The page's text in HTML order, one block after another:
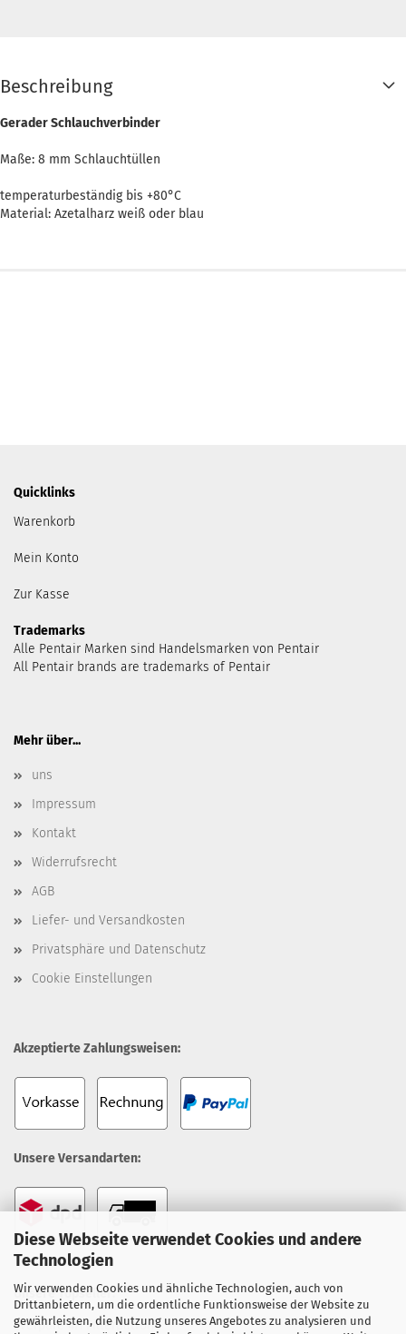
Diese Webseite verwendet Cookies und andere
Technologien
Wir verwenden Cookies und ähnliche Technologien, auch von
Drittanbietern, um die ordentliche Funktionsweise der Website zu
gewährleisten, die Nutzung unseres Angebotes zu analysieren und
Beschreibung
Gerader Schlauchverbinder
Maße: 8 mm Schlauchtüllen
temperaturbeständig bis +80°C
Material: Azetalharz weiß oder blau
Quicklinks
Warenkorb
Mein Konto
Zur Kasse
Trademarks
Alle Pentair Marken sind Handelsmarken von Pentair
All Pentair brands are trademarks of Pentair
Mehr über...
uns
Impressum
Kontakt
Widerrufsrecht
AGB
Liefer- und Versandkosten
Privatsphäre und Datenschutz
Cookie Einstellungen
Akzeptierte Zahlungsweisen:
Unsere Versandarten:
Unsere Topseller:
Everpure 4H Filterpatrone